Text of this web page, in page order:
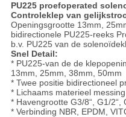
PU225 proefoperated
Controleklep van
Openingsgrootte 13mm,
bidirectionele PU225-reeks
b.v. PU225 van de
Snel Detail:
* PU225-van de de
13mm, 25mm, 38mm, 50mm
* Twee positie bidirectioneel
* Lichaams materieel
* Havengrootte G3/8“, G1/2“,
* Verbinding NBR, EPDM,